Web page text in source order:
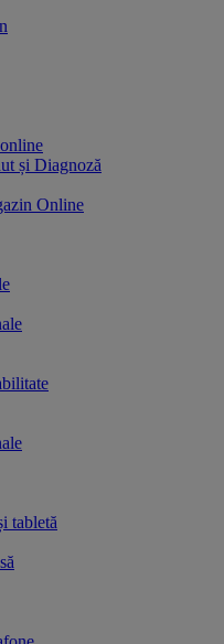
și Diagnoză
Online
tabletă